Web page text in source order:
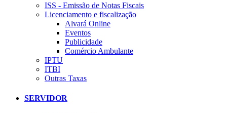
ISS - Emissão de Notas Fiscais
Licenciamento e fiscalização
Alvará Online
Eventos
Publicidade
Comércio Ambulante
IPTU
ITBI
Outras Taxas
SERVIDOR